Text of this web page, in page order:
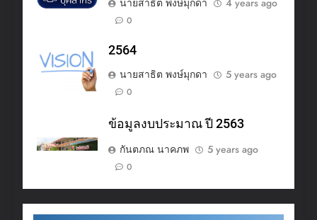
0
2564
นายสาธิต พงษ์มุกดา
5 years ago
0
ข้อมูลงบประมาณ ปี 2563
กันตภณ นาคภพ
5 years ago
0